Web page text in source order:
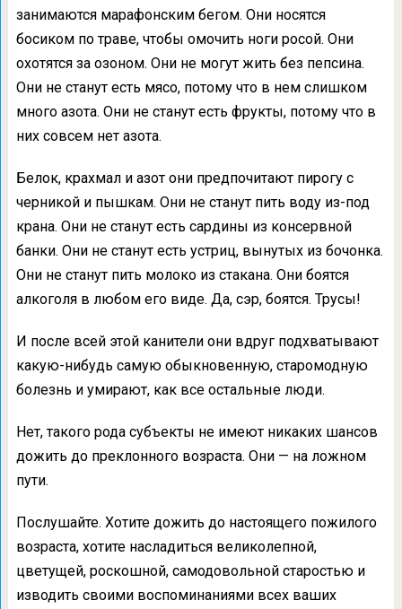
занимаются марафонским бегом. Они носятся
босиком по траве, чтобы омочить ноги росой. Они
охотятся за озоном. Они не могут жить без пепсина.
Они не станут есть мясо, потому что в нем слишком
много азота. Они не станут есть фрукты, потому что в
них совсем нет азота.
Белок, крахмал и азот они предпочитают пирогу с
черникой и пышкам. Они не станут пить воду из-под
крана. Они не станут есть сардины из консервной
банки. Они не станут есть устриц, вынутых из бочонка.
Они не станут пить молоко из стакана. Они боятся
алкоголя в любом его виде. Да, сэр, боятся. Трусы!
И после всей этой канители они вдруг подхватывают
какую-нибудь самую обыкновенную, старомодную
болезнь и умирают, как все остальные люди.
Нет, такого рода субъекты не имеют никаких шансов
дожить до преклонного возраста. Они — на ложном
пути.
Послушайте. Хотите дожить до настоящего пожилого
возраста, хотите насладиться великолепной,
цветущей, роскошной, самодовольной старостью и
изводить своими воспоминаниями всех ваших